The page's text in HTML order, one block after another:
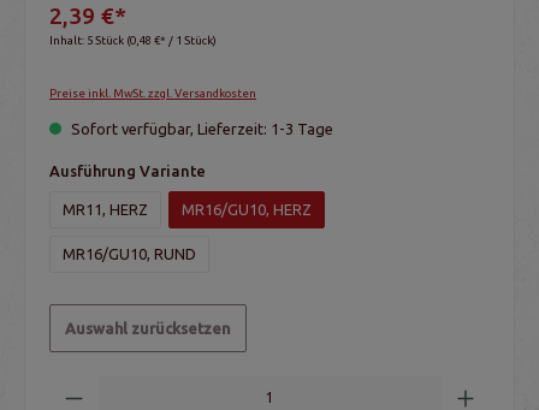
2,39 €*
Inhalt: 5 Stück (0,48 €* / 1 Stück)
Preise inkl. MwSt. zzgl. Versandkosten
Sofort verfügbar, Lieferzeit: 1-3 Tage
Ausführung Variante
MR11, HERZ MR16/GU10, HERZ
MR16/GU10, RUND
Auswahl zurücksetzen